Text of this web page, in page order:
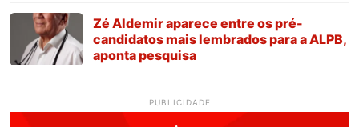
Zé Aldemir aparece entre os pré-
candidatos mais lembrados para a ALPB,
aponta pesquisa
PUBLICIDADE